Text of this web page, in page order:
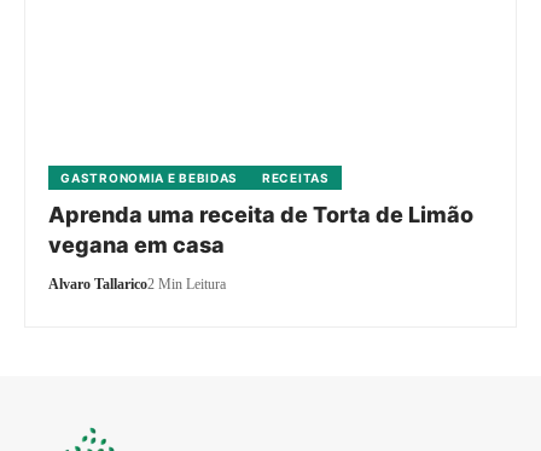
GASTRONOMIA E BEBIDAS RECEITAS
Aprenda uma receita de Torta de Limão
vegana em casa
Alvaro Tallarico2 Min Leitura